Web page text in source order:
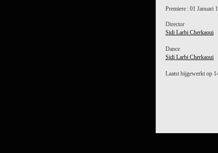
Premiere : 01 Januari
Director
Sidi Larbi Cherkaoui
Dance
Sidi Larbi Cherkaoui
Laatst bijgewerkt op